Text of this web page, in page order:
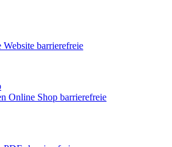
Website barrierefreie
Online Shop barrierefreie